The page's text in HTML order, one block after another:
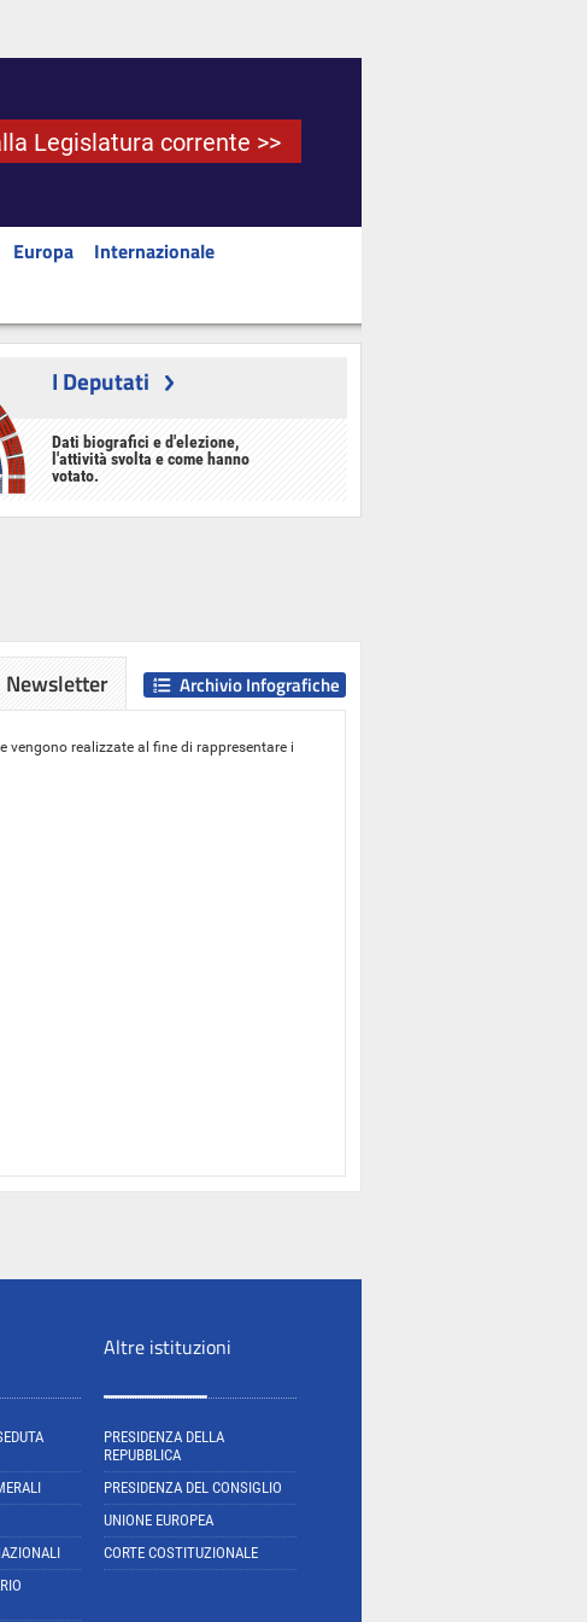
Legislatura corrente >>
Europa
Internazionale
I Deputati
Dati biografici e d'elezione,
l'attività svolta e come hanno
votato.
vengono realizzate al fine di rappresentare i
Archivio Infografiche
Newsletter
Altre istituzioni
PRESIDENZA DELLA
REPUBBLICA
PRESIDENZA DEL CONSIGLIO
UNIONE EUROPEA
CORTE COSTITUZIONALE